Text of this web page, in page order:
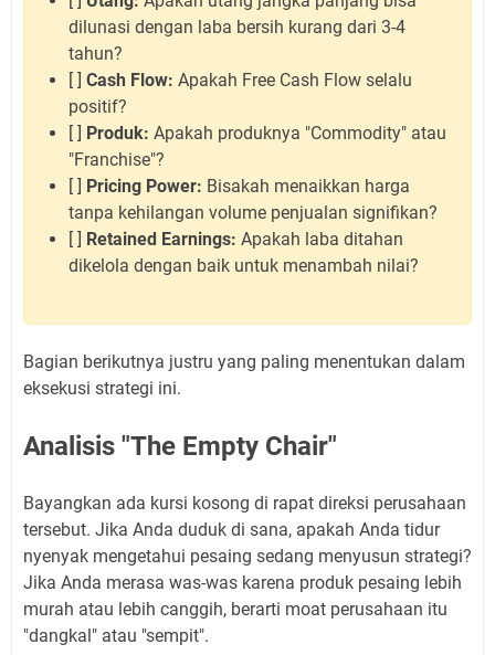
dilunasi dengan laba bersih kurang dari 3-4
tahun?
[ ] Cash Flow: Apakah Free Cash Flow selalu
positif?
[ ] Produk: Apakah produknya "Commodity" atau
"Franchise"?
[ ] Pricing Power: Bisakah menaikkan harga
tanpa kehilangan volume penjualan signifikan?
[ ] Retained Earnings: Apakah laba ditahan
dikelola dengan baik untuk menambah nilai?
Bagian berikutnya justru yang paling menentukan dalam
eksekusi strategi ini.
Analisis "The Empty Chair"
Bayangkan ada kursi kosong di rapat direksi perusahaan
tersebut. Jika Anda duduk di sana, apakah Anda tidur
nyenyak mengetahui pesaing sedang menyusun strategi?
Jika Anda merasa was-was karena produk pesaing lebih
murah atau lebih canggih, berarti moat perusahaan itu
"dangkal" atau "sempit".